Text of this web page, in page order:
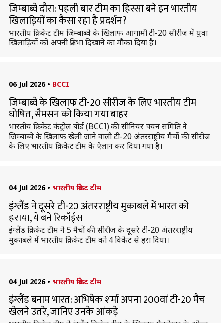
जिम्बाब्वे दौरा: पहली बार टीम का हिस्सा बने इन भारतीय
खिलाड़ियों का कैसा रहा है प्रदर्शन?
भारतीय क्रिकेट टीम जिम्बाब्वे के खिलाफ आगामी टी-20 सीरीज में युवा
खिलाड़ियों को अपनी प्रतिभा दिखाने का मौका दिया है।
06 Jul 2026 • BCCI
जिम्बाब्वे के खिलाफ टी-20 सीरीज के लिए भारतीय टीम
घोषित, सैमसन को किया गया बाहर
भारतीय क्रिकेट कंट्रोल बोर्ड (BCCI) की सीनियर चयन समिति ने
जिम्बाब्वे के खिलाफ खेली जाने वाली टी-20 अंतरराष्ट्रीय मैचों की सीरीज
के लिए भारतीय क्रिकेट टीम के ऐलान कर दिया गया है।
04 Jul 2026 • भारतीय क्रिकेट टीम
इंग्लैंड ने दूसरे टी-20 अंतरराष्ट्रीय मुकाबले में भारत को
हराया, ये बने रिकॉर्ड्स
इंग्लैंड क्रिकेट टीम ने 5 मैचों की सीरीज के दूसरे टी-20 अंतरराष्ट्रीय
मुकाबले में भारतीय क्रिकेट टीम को 4 विकेट से हरा दिया।
04 Jul 2026 • भारतीय क्रिकेट टीम
इंग्लैंड बनाम भारत: अभिषेक शर्मा अपना 200वां टी-20 मैच
खेलने उतरे, जानिए उनके आंकड़े